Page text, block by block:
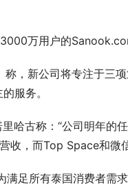
万用户的
，新公司将专注于三
服务。
哈古称：“公司明年的
，而Top Space和微
足所有泰国消费者